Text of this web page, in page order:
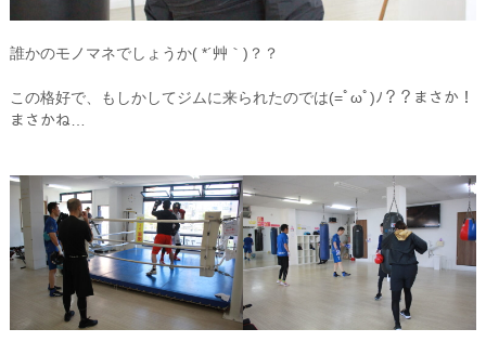
誰かのモノマネでしょうか( *´艸｀)？？
この格好で、もしかしてジムに来られたのでは(=ﾟωﾟ)ﾉ？？まさか！
まさかね…